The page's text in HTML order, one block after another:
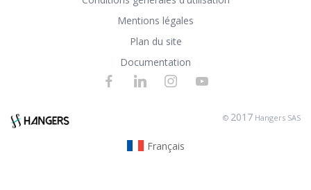
Mentions légales
Plan du site
Documentation
© 2017 Hangers SAS
Français